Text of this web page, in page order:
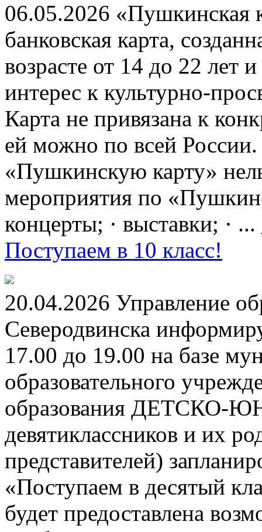
06.05.2026 «Пушкинская
банковская карта,
возрасте от 14 до 22 лет
интерес к культурно-
Карта не привязана к
ей можно по всей
«Пушкинскую карту»
мероприятия по
концерты; · выставки; · ...
Поступаем в 10 класс!
20.04.2026 Управление
Северодвинска
17.00 до 19.00 на базе
образовательного
образования
девятиклассников и их
представителей)
«Поступаем в десятый
будет предоставлена